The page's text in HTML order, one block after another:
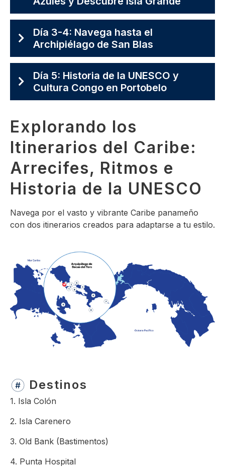
Día 3-4: Navega hasta el
Archipiélago de San Blas
Día 5: Historia de la UNESCO y
Cultura Congo en Portobelo
Explorando los
Itinerarios del Caribe:
Arrecifes, Ritmos e
Historia de la UNESCO
Navega por el vasto y vibrante Caribe panameño
con dos itinerarios creados para adaptarse a tu estilo.
Destinos
1. Isla Colón
2. Isla Carenero
3. Old Bank (Bastimentos)
4. Punta Hospital